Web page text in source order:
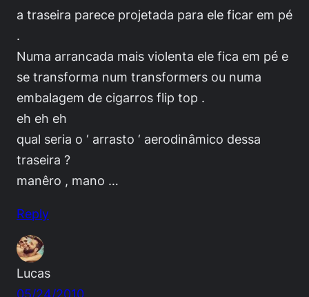
a traseira parece projetada para ele ficar em pé
.
Numa arrancada mais violenta ele fica em pé e
se transforma num transformers ou numa
embalagem de cigarros flip top .
eh eh eh
qual seria o ‘ arrasto ‘ aerodinâmico dessa
traseira ?
manêro , mano …
Reply
Lucas
05/24/2010